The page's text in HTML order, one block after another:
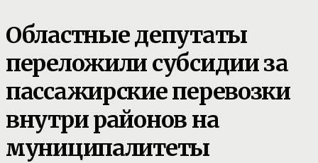
Областные депутаты
переложили субсидии за
пассажирские перевозки
внутри районов на
муниципалитеты